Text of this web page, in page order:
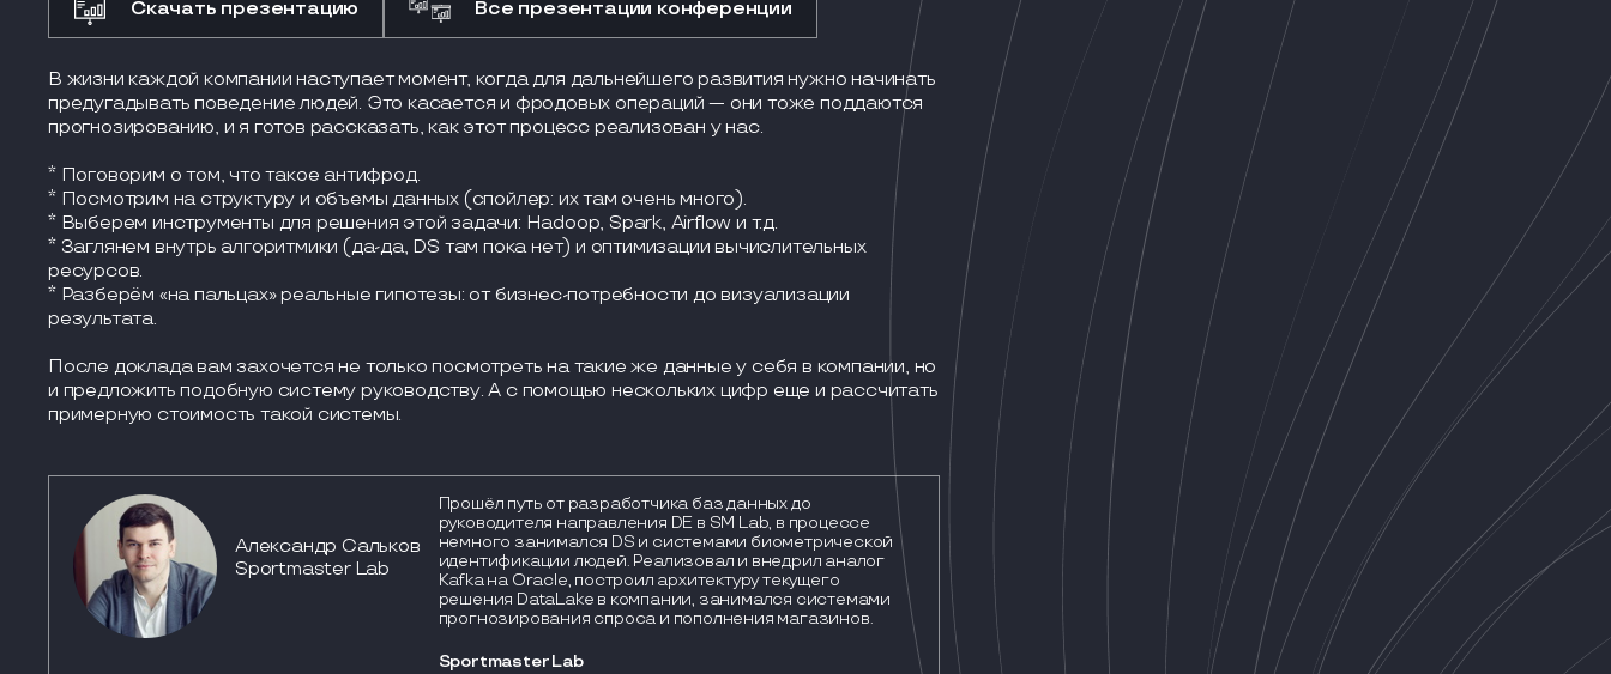
Скачать презентацию Все презентации конференции
В жизни каждой компании наступает момент, когда для дальнейшего развития нужно начинать
предугадывать поведение людей. Это касается и фродовых операций — они тоже поддаются
прогнозированию, и я готов рассказать, как этот процесс реализован у нас.
* Поговорим о том, что такое антифрод.
* Посмотрим на структуру и объемы данных (спойлер: их там очень много).
* Выберем инструменты для решения этой задачи: Hadoop, Spark, Airflow и т.д.
* Заглянем внутрь алгоритмики (да-да, DS там пока нет) и оптимизации вычислительных
ресурсов.
* Разберём «на пальцах» реальные гипотезы: от бизнес-потребности до визуализации
результата.
После доклада вам захочется не только посмотреть на такие же данные у себя в компании, но
и предложить подобную систему руководству. А с помощью нескольких цифр еще и рассчитать
примерную стоимость такой системы.
Александр Сальков
Sportmaster Lab
Прошёл путь от разработчика баз данных до
руководителя направления DE в SM Lab, в процессе
немного занимался DS и системами биометрической
идентификации людей. Реализовал и внедрил аналог
Kafka на Oracle, построил архитектуру текущего
решения DataLake в компании, занимался системами
прогнозирования спроса и пополнения магазинов.
Sportmaster Lab